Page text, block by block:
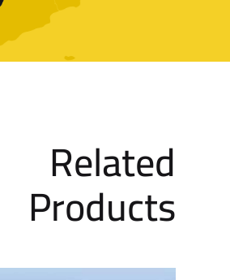
Related
Products